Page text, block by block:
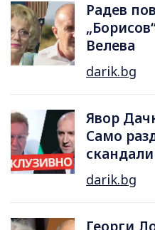
Радев
Велева
darik.bg
Явор
Само
darik.bg